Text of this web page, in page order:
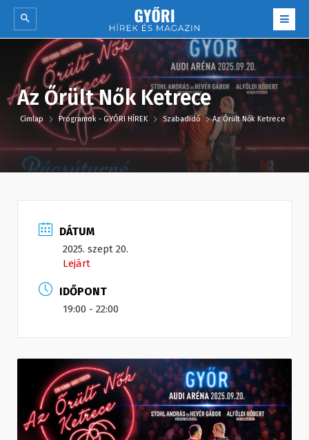
Az Őrült Nők Ketrece
Címlap Programok - GYŐRI HÍREK Szabadidő Az Őrült Nők Ketrece
DÁTUM
2025. szept 20.
Lejárt
IDŐPONT
19:00 - 22:00